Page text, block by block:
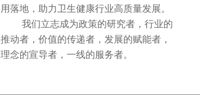
用落地，助力卫生健康行业高质量发展。
我们立志成为政策的研究者，行业的
推动者，价值的传递者，发展的赋能者，
理念的宣导者，一线的服务者。